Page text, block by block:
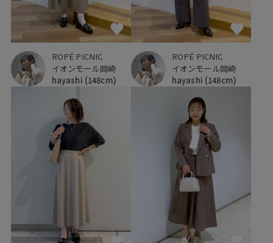
ROPÉ PICNIC
イオンモール岡崎
hayashi (148cm)
ROPÉ PICNIC
イオンモール岡崎
hayashi (148cm)